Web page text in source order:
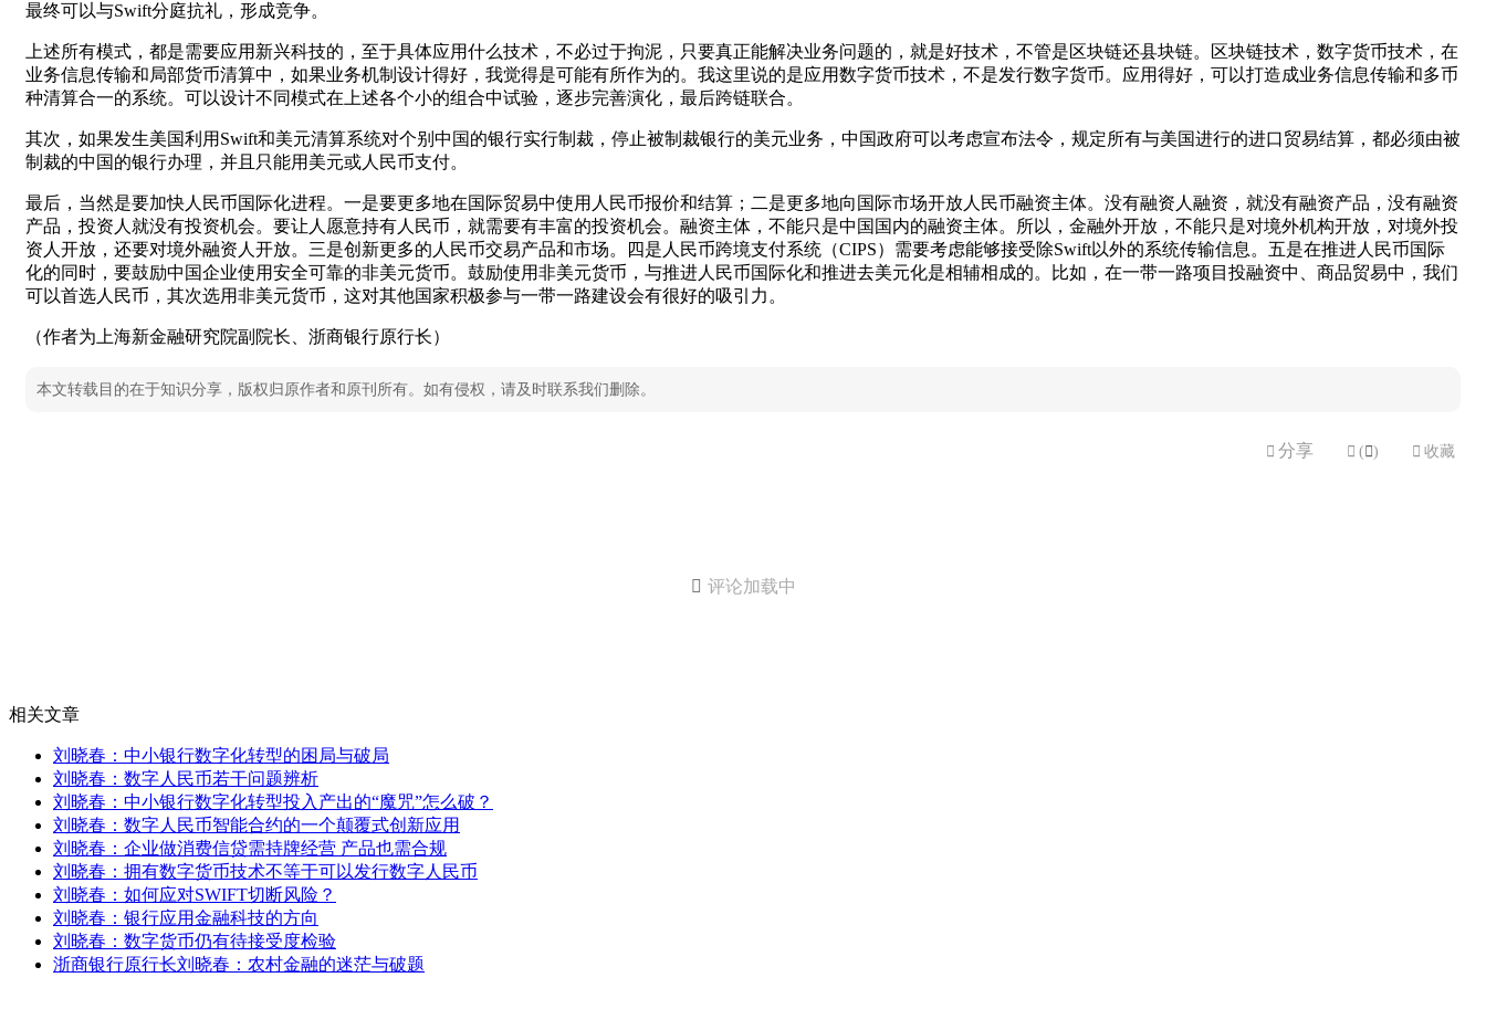
最终可以与Swift分庭抗礼，形成竞争。
上述所有模式，都是需要应用新兴科技的，至于具体应用什么技术，不必过于拘泥，只要真正能解决业务问题的，就是好技术，不管是区块链还县块链。区块链技术，数字货币技术，在
业务信息传输和局部货币清算中，如果业务机制设计得好，我觉得是可能有所作为的。我这里说的是应用数字货币技术，不是发行数字货币。应用得好，可以打造成业务信息传输和多币
种清算合一的系统。可以设计不同模式在上述各个小的组合中试验，逐步完善演化，最后跨链联合。
其次，如果发生美国利用Swift和美元清算系统对个别中国的银行实行制裁，停止被制裁银行的美元业务，中国政府可以考虑宣布法令，规定所有与美国进行的进口贸易结算，都必须由被
制裁的中国的银行办理，并且只能用美元或人民币支付。
最后，当然是要加快人民币国际化进程。一是要更多地在国际贸易中使用人民币报价和结算；二是更多地向国际市场开放人民币融资主体。没有融资人融资，就没有融资产品，没有融资
产品，投资人就没有投资机会。要让人愿意持有人民币，就需要有丰富的投资机会。融资主体，不能只是中国国内的融资主体。所以，金融外开放，不能只是对境外机构开放，对境外投
资人开放，还要对境外融资人开放。三是创新更多的人民币交易产品和市场。四是人民币跨境支付系统（CIPS）需要考虑能够接受除Swift以外的系统传输信息。五是在推进人民币国际
化的同时，要鼓励中国企业使用安全可靠的非美元货币。鼓励使用非美元货币，与推进人民币国际化和推进去美元化是相辅相成的。比如，在一带一路项目投融资中、商品贸易中，我们
可以首选人民币，其次选用非美元货币，这对其他国家积极参与一带一路建设会有很好的吸引力。
（作者为上海新金融研究院副院长、浙商银行原行长）
本文转载目的在于知识分享，版权归原作者和原刊所有。如有侵权，请及时联系我们删除。
 分享  ( )  收藏
 评论加载中
相关文章
刘晓春：中小银行数字化转型的困局与破局
刘晓春：数字人民币若干问题辨析
刘晓春：中小银行数字化转型投入产出的“魔咒”怎么破？
刘晓春：数字人民币智能合约的一个颠覆式创新应用
刘晓春：企业做消费信贷需持牌经营 产品也需合规
刘晓春：拥有数字货币技术不等于可以发行数字人民币
刘晓春：如何应对SWIFT切断风险？
刘晓春：银行应用金融科技的方向
刘晓春：数字货币仍有待接受度检验
浙商银行原行长刘晓春：农村金融的迷茫与破题